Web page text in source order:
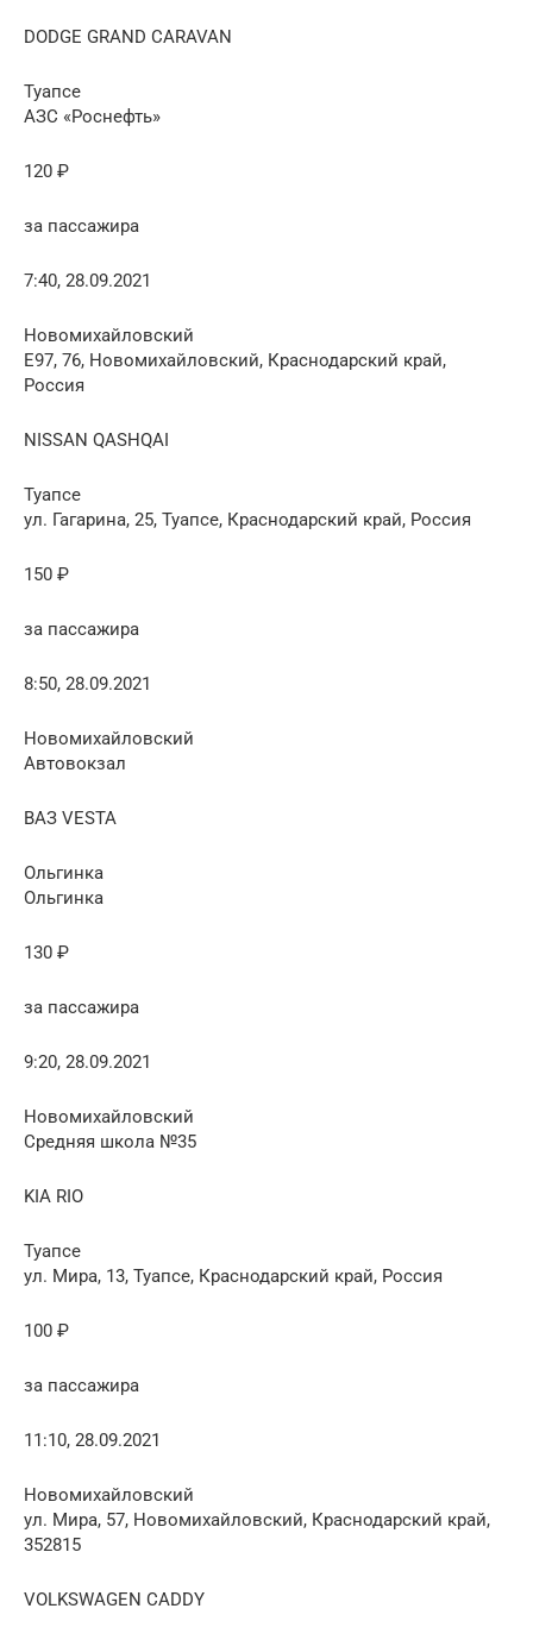
DODGE GRAND CARAVAN
Туапсе
АЗС «Роснефть»
120 ₽
за пассажира
7:40, 28.09.2021
Новомихайловский
E97, 76, Новомихайловский, Краснодарский край,
Россия
NISSAN QASHQAI
Туапсе
ул. Гагарина, 25, Туапсе, Краснодарский край, Россия
150 ₽
за пассажира
8:50, 28.09.2021
Новомихайловский
Автовокзал
ВАЗ VESTA
Ольгинка
Ольгинка
130 ₽
за пассажира
9:20, 28.09.2021
Новомихайловский
Средняя школа №35
KIA RIO
Туапсе
ул. Мира, 13, Туапсе, Краснодарский край, Россия
100 ₽
за пассажира
11:10, 28.09.2021
Новомихайловский
ул. Мира, 57, Новомихайловский, Краснодарский край,
352815
VOLKSWAGEN CADDY